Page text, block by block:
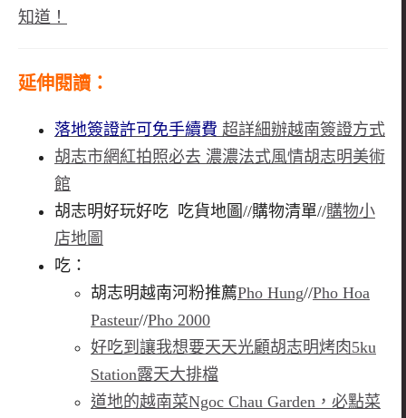
知道！
延伸閱讀 ：
落地簽證許可免手續費 超詳細辦越南簽證方式
胡志市網紅拍照必去 濃濃法式風情胡志明美術
館
胡志明好玩好吃 吃貨地圖//購物清單//購物小
店地圖
吃：
胡志明越南河粉推薦Pho Hung//Pho Hoa
Pasteur//Pho 2000
好吃到讓我想要天天光顧胡志明烤肉5ku
Station露天大排檔
道地的越南菜Ngoc Chau Garden，必點菜